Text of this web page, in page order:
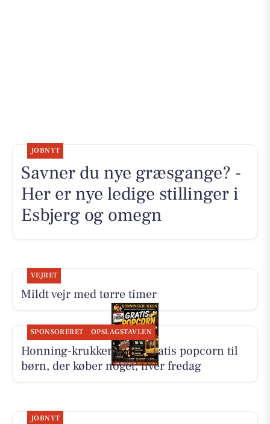
JOBNYT
Savner du nye græsgange? -
Her er nye ledige stillinger i
Esbjerg og omegn
VEJRET
Mildt vejr med tørre timer
SPONSORERET OPSLAGSTAVLEN
Honning-krukken giver gratis popcorn til
børn, der køber noget, hver fredag
JOBNYT